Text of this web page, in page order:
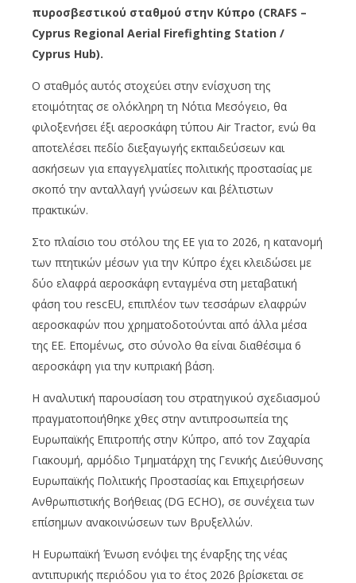
πυροσβεστικού σταθμού στην Κύπρο (CRAFS –
Cyprus Regional Aerial Firefighting Station /
Cyprus Hub).
Ο σταθμός αυτός στοχεύει στην ενίσχυση της
ετοιμότητας σε ολόκληρη τη Νότια Μεσόγειο, θα
φιλοξενήσει έξι αεροσκάφη τύπου Air Tractor, ενώ θα
αποτελέσει πεδίο διεξαγωγής εκπαιδεύσεων και
ασκήσεων για επαγγελματίες πολιτικής προστασίας με
σκοπό την ανταλλαγή γνώσεων και βέλτιστων
πρακτικών.
Στο πλαίσιο του στόλου της ΕΕ για το 2026, η κατανομή
των πτητικών μέσων για την Κύπρο έχει κλειδώσει με
δύο ελαφρά αεροσκάφη ενταγμένα στη μεταβατική
φάση του rescEU, επιπλέον των τεσσάρων ελαφρών
αεροσκαφών που χρηματοδοτούνται από άλλα μέσα
της ΕΕ. Επομένως, στο σύνολο θα είναι διαθέσιμα 6
αεροσκάφη για την κυπριακή βάση.
Η αναλυτική παρουσίαση του στρατηγικού σχεδιασμού
πραγματοποιήθηκε χθες στην αντιπροσωπεία της
Ευρωπαϊκής Επιτροπής στην Κύπρο, από τον Ζαχαρία
Γιακουμή, αρμόδιο Τμηματάρχη της Γενικής Διεύθυνσης
Ευρωπαϊκής Πολιτικής Προστασίας και Επιχειρήσεων
Ανθρωπιστικής Βοήθειας (DG ECHO), σε συνέχεια των
επίσημων ανακοινώσεων των Βρυξελλών.
Η Ευρωπαϊκή Ένωση ενόψει της έναρξης της νέας
αντιπυρικής περιόδου για το έτος 2026 βρίσκεται σε